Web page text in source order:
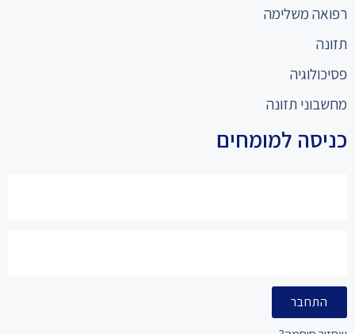
רפואה משלימה
תזונה
פסיכולוגיה
מחשבוני תזונה
כניסה למומחים
התחבר